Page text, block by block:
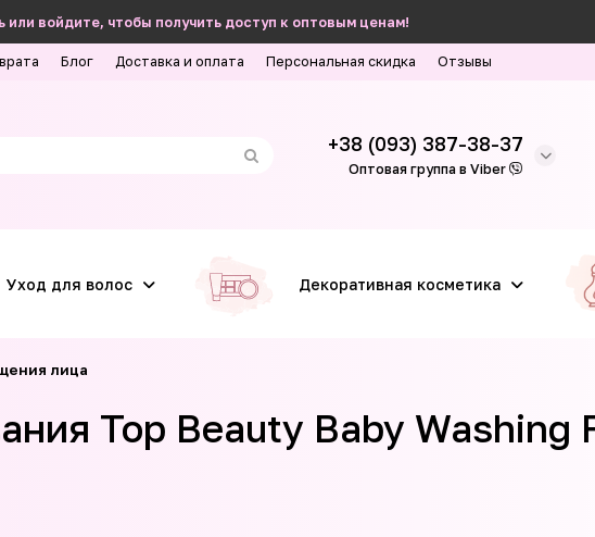
или войдите, чтобы получить доступ к оптовым ценам!
Блог Доставка и оплата Персональная скидка Отзывы
+38 (093) 387-38-37
Оптовая группа в Viber
Уход для волос Декоративная косметика
лица
Top Beauty Baby Washing